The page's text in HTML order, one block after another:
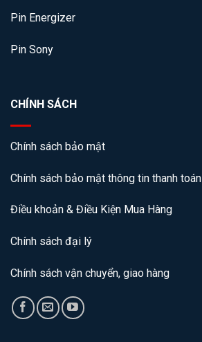
Pin Energizer
Pin Sony
CHÍNH SÁCH
Chính sách bảo mật
Chính sách bảo mật thông tin thanh toán
Điều khoản & Điều Kiện Mua Hàng
Chính sách đại lý
Chính sách vận chuyển, giao hàng